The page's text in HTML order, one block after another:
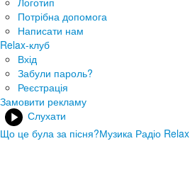
Потрібна допомога
Написати нам
Relax-клуб
Вхід
Забули пароль?
Реєстрація
Замовити рекламу
Слухати
Що це була за пісня?Музика Радіо Relax